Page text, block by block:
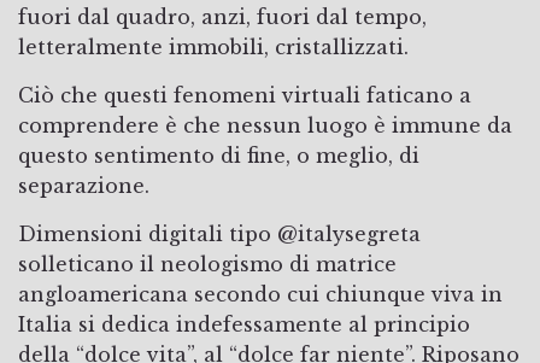
fuori dal quadro, anzi, fuori dal tempo,
letteralmente immobili, cristallizzati.
Ciò che questi fenomeni virtuali faticano a
comprendere è che nessun luogo è immune da
questo sentimento di fine, o meglio, di
separazione.
Dimensioni digitali tipo @italysegreta
solleticano il neologismo di matrice
angloamericana secondo cui chiunque viva in
Italia si dedica indefessamente al principio
della “dolce vita”, al “dolce far niente”. Riposano